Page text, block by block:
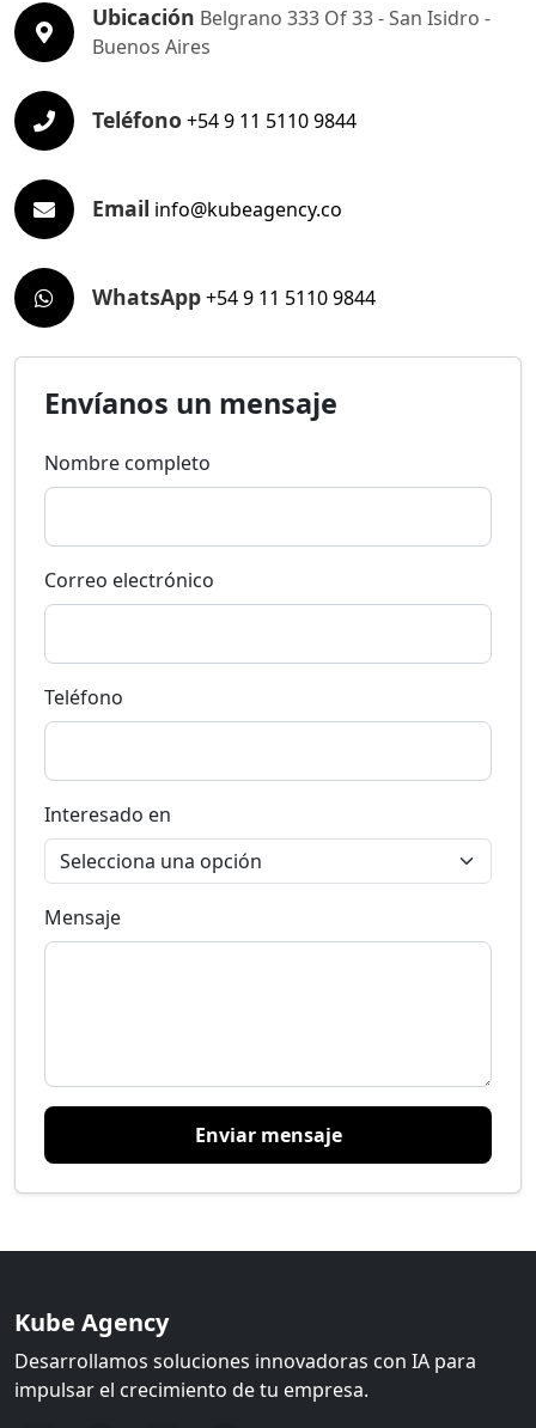
Ubicación Belgrano 333 Of 33 - San Isidro -
Buenos Aires
Teléfono +54 9 11 5110 9844
Email info@kubeagency.co
WhatsApp+54 9 11 5110 9844
Envíanos un mensaje
Nombre completo
Correo electrónico
Teléfono
Interesado en
Mensaje
Enviar mensaje
Kube Agency
Desarrollamos soluciones innovadoras con IA para
impulsar el crecimiento de tu empresa.